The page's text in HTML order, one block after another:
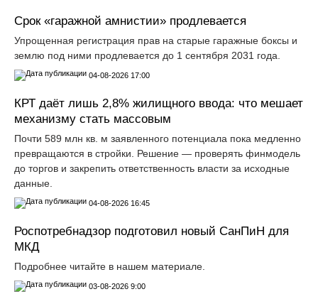
Срок «гаражной амнистии» продлевается
Упрощенная регистрация прав на старые гаражные боксы и
землю под ними продлевается до 1 сентября 2031 года.
04-08-2026 17:00
КРТ даёт лишь 2,8% жилищного ввода: что мешает
механизму стать массовым
Почти 589 млн кв. м заявленного потенциала пока медленно
превращаются в стройки. Решение — проверять финмодель
до торгов и закрепить ответственность власти за исходные
данные.
04-08-2026 16:45
Роспотребнадзор подготовил новый СанПиН для
МКД
Подробнее читайте в нашем материале.
03-08-2026 9:00